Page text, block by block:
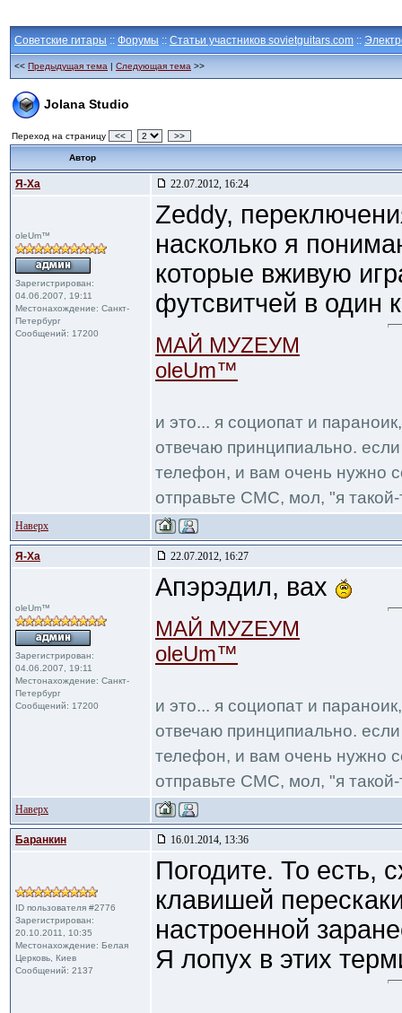
Советские гитары :: Форумы :: Статьи участников sovietguitars.com ::
<< Предыдущая тема | Следующая тема >>
Jolana Studio
Переход на страницу << >>
Автор
Я-Ха 22.07.2012, 16:24
oleUm™
Зарегистрирован:
04.06.2007, 19:11
Местонахождение: Санкт-
Петербург
Сообщений: 17200
Zeddy,
насколько я
которые вживую
футсвитчей в один
МАЙ МУZЕУМ
oleUm™
и это... я социопат и
отвечаю принципиально.
телефон, и вам очень нужно
отправьте СМС, мол, "я такой-
Наверх
Я-Ха 22.07.2012, 16:27
oleUm™
Зарегистрирован:
04.06.2007, 19:11
Местонахождение: Санкт-
Петербург
Сообщений: 17200
Апэрэдил, вах
МАЙ МУZЕУМ
oleUm™
и это... я социопат и
отвечаю принципиально.
телефон, и вам очень нужно
отправьте СМС, мол, "я такой-
Наверх
Баранкин 16.01.2014, 13:36
ID пользователя #2776
Зарегистрирован:
20.10.2011, 10:35
Местонахождение: Белая
Церковь, Киев
Сообщений: 2137
Погодите. То есть,
клавишей
настроенной
Я лопух в этих